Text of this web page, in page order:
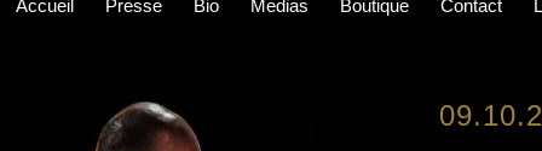
Accueil Presse Bio Medias Boutique Contact